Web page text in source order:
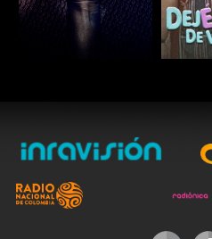
ESCUCHAR